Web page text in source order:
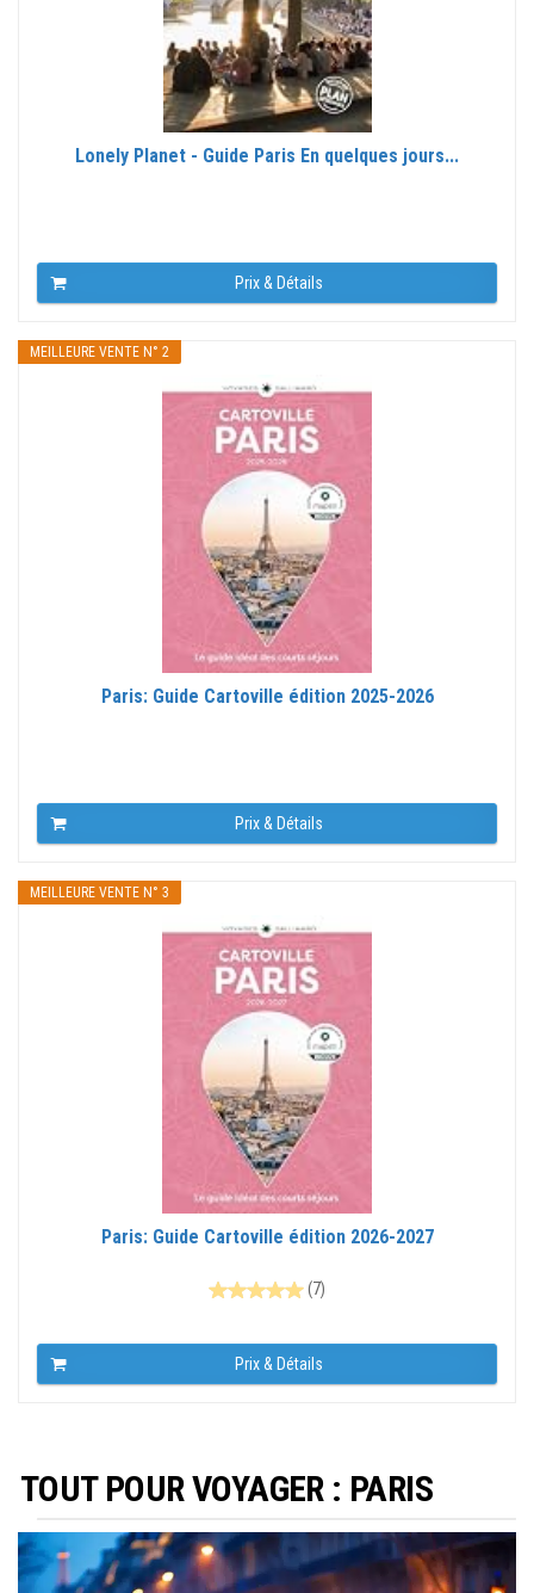
Lonely Planet - Guide Paris En quelques jours...
Prix & Détails
MEILLEURE VENTE N° 2
Paris: Guide Cartoville édition 2025-2026
Prix & Détails
MEILLEURE VENTE N° 3
Paris: Guide Cartoville édition 2026-2027
(7)
Prix & Détails
TOUT POUR VOYAGER : PARIS